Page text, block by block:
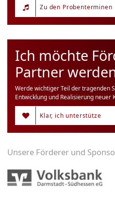
Zu den Probenterminen
Ich möchte
Partner
Werde wichtiger Teil der tragenden
Entwicklung und Realisierung neuer
Klar, ich unterstütze
Unsere Förderer und